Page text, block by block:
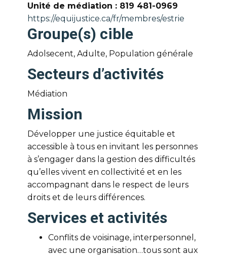
Unité de médiation : 819 481-0969
https://equijustice.ca/fr/membres/estrie
Groupe(s) cible
Adolsecent, Adulte, Population générale
Secteurs d’activités
Médiation
Mission
Développer une justice équitable et
accessible à tous en invitant les personnes
à s’engager dans la gestion des difficultés
qu’elles vivent en collectivité et en les
accompagnant dans le respect de leurs
droits et de leurs différences.
Services et activités
Conflits de voisinage, interpersonnel,
avec une organisation…tous sont aux